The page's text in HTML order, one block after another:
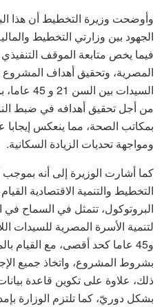
وأوضحت وزيرة التخطيط أن هذا
الجهود بين وزارتي التخطيط
فيما يخص متابعة الموقف
المصرية، وتحقيق أهداف المشروع
السيدات
من أجل تحقيق أهدافه في ضبط
بمكاتب الصحة، مما ينعكس
ومواجهة تحديات الزيادة السكانية.
كما أشارت الوزيرة إلى أنه
التخطيط والتنمية الاقتصادية
البروتوكول، تتمثل في السماح
و45 عاما كحد أقصى، مع القيام
بشروط المشروع، واتخاذ جميع
ذلك، علاوة على تكوين قاعدة
بشكل دوريّ، كما تلتزم الوزارة